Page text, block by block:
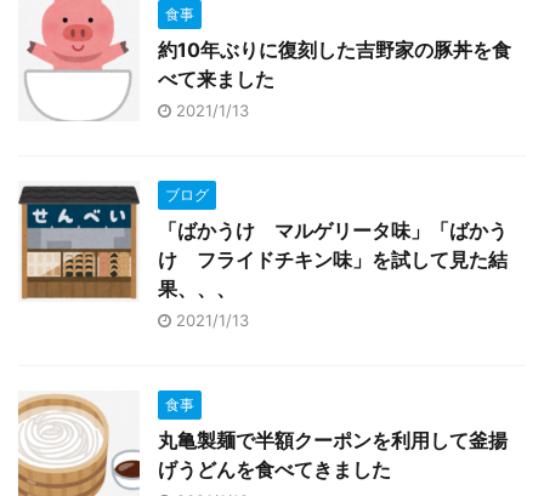
食事
約10年ぶりに復刻した吉野家の豚丼を食
べて来ました
2021/1/13
ブログ
「ばかうけ マルゲリータ味」「ばかう
け フライドチキン味」を試して見た結
果、、、
2021/1/13
食事
丸亀製麺で半額クーポンを利用して釜揚
げうどんを食べてきました